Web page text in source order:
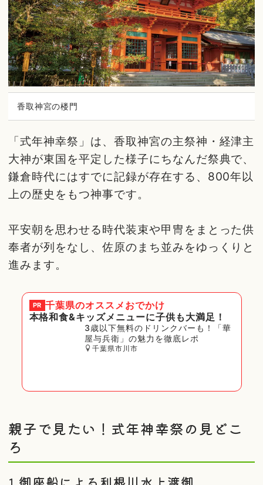
香取神宮の楼門
「式年神幸祭」は、香取神宮の主祭神・経津主
大神が東国を平定した様子にちなんだ祭典で、
鎌倉時代にはすでに記録が存在する、800年以
上の歴史をもつ神事です。
平安朝を思わせる時代装束や甲冑をまとった供
奉者が列をなし、佐原のまち並みをゆっくりと
進みます。
PR 千葉県のオススメおでかけ
本格和食&キッズメニューに子供も大満足！
3歳以下無料のドリンクバーも！「華
屋与兵衛」の魅力を徹底レポ
千葉県市川市
親子で見たい！式年神幸祭の見どこ
ろ